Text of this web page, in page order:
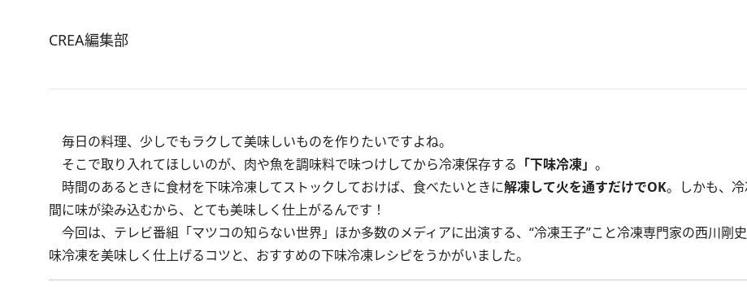
CREA編集部
毎日の料理、少しでもラクして美味しいものを作りたいですよね。
そこで取り入れてほしいのが、肉や魚を調味料で味つけしてから冷凍保存する 「下味冷凍」 。
時間のあるときに食材を下味冷凍してストックしておけば、食べたいときに解凍して火を通すだけでOK。しかも、
間に味が染み込むから、とても美味しく仕上がるんです！
今回は、テレビ番組「マツコの知らない世界」ほか多数のメディアに出演する、“冷凍王子”こと冷凍専門家の西川剛
味冷凍を美味しく仕上げるコツと、おすすめの下味冷凍レシピをうかがいました。